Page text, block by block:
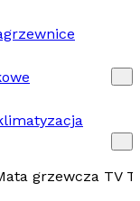
grzewcza TV